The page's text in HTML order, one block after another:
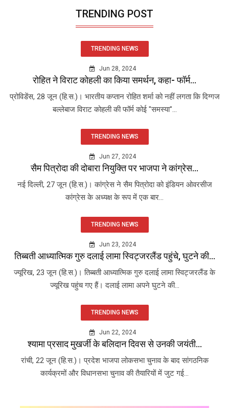
TRENDING POST
TRENDING NEWS
Jun 28, 2024
रोहित ने विराट कोहली का किया समर्थन, कहा- फॉर्म...
प्रोविडेंस, 28 जून (हि.स.)। भारतीय कप्तान रोहित शर्मा को नहीं लगता कि दिग्गज
बल्लेबाज विराट कोहली की फॉर्म कोई "समस्या"...
TRENDING NEWS
Jun 27, 2024
सैम पित्रोदा की दोबारा नियुक्ति पर भाजपा ने कांग्रेस...
नई दिल्ली, 27 जून (हि.स.)। कांग्रेस ने सैम पित्रोदा को इंडियन ओवरसीज
कांग्रेस के अध्यक्ष के रूप में एक बार...
TRENDING NEWS
Jun 23, 2024
तिब्बती आध्यात्मिक गुरु दलाई लामा स्विट्जरलैंड पहुंचे, घुटने की...
ज्यूरिख, 23 जून (हि.स.)। तिब्बती आध्यात्मिक गुरु दलाई लामा स्विट्जरलैंड के
ज्यूरिख पहुंच गए हैं। दलाई लामा अपने घुटने की...
TRENDING NEWS
Jun 22, 2024
श्यामा प्रसाद मुखर्जी के बलिदान दिवस से उनकी जयंती...
रांची, 22 जून (हि.स.)। प्रदेश भाजपा लोकसभा चुनाव के बाद सांगठनिक
कार्यक्रमों और विधानसभा चुनाव की तैयारियों में जुट गई...